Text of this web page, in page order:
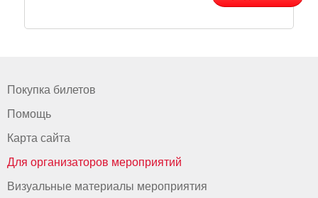
Покупка билетов
Помощь
Карта сайта
Для организаторов мероприятий
Визуальные материалы мероприятия